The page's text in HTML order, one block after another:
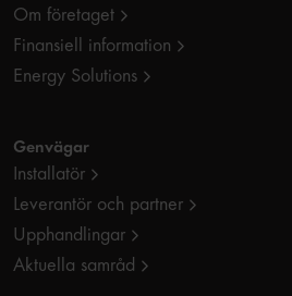
Om företaget
Finansiell information
Energy Solutions
Genvägar
Installatör
Leverantör och partner
Upphandlingar
Aktuella samråd